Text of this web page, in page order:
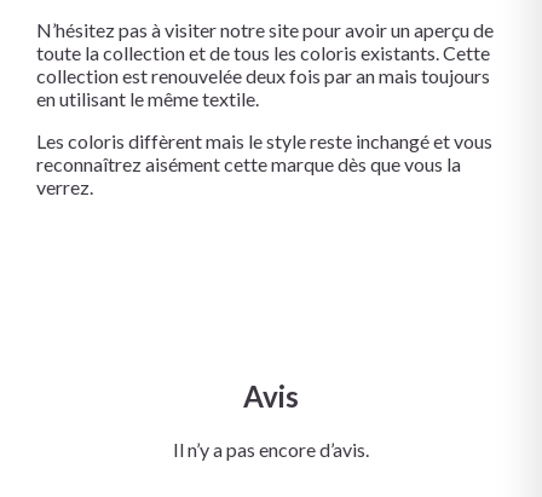
N’hésitez pas à visiter notre site pour avoir un aperçu de
toute la collection et de tous les coloris existants. Cette
collection est renouvelée deux fois par an mais toujours
en utilisant le même textile.
Les coloris diffèrent mais le style reste inchangé et vous
reconnaîtrez aisément cette marque dès que vous la
verrez.
Avis
Il n’y a pas encore d’avis.